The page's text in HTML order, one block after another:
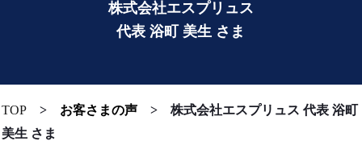
株式会社エスプリュス
代表 浴町 美生 さま
TOP > お客さまの声 > 株式会社エスプリュス 代表 浴町
美生 さま